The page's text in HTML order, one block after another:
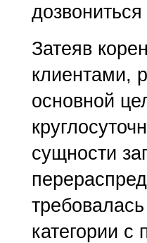
Затеяв
клиентами,
основной
сущности
категории